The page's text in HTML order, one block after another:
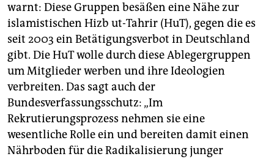
warnt: Diese Gruppen besäßen eine Nähe zur
islamistischen Hizb ut-Tahrir (HuT), gegen die es
seit 2003 ein Betätigungsverbot in Deutschland
gibt. Die HuT wolle durch diese Ablegergruppen
um Mitglieder werben und ihre Ideologien
verbreiten. Das sagt auch der
Bundesverfassungsschutz: „Im
Rekrutierungsprozess nehmen sie eine
wesentliche Rolle ein und bereiten damit einen
Nährboden für die Radikalisierung junger